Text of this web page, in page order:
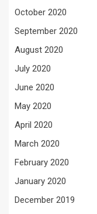
October 2020
September 2020
August 2020
July 2020
June 2020
May 2020
April 2020
March 2020
February 2020
January 2020
December 2019